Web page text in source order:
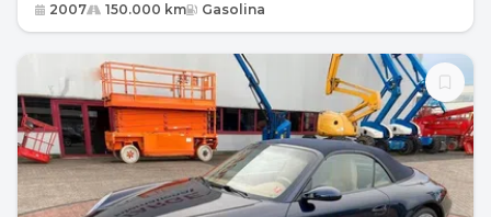
2007 150.000 km Gasolina